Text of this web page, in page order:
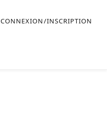
CONNEXION/INSCRIPTION